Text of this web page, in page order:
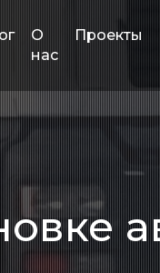
О
нас
Проекты